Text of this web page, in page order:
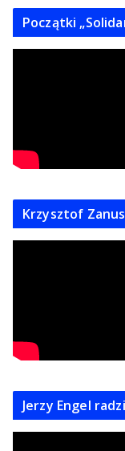
Początki
Krzysztof
Jerzy Engel